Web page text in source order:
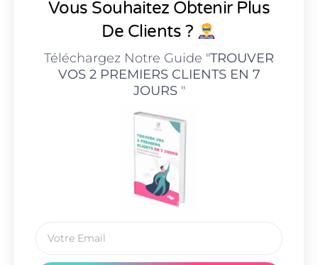
Vous Souhaitez Obtenir Plus
De Clients ?
Téléchargez Notre Guide "TROUVER
VOS 2 PREMIERS CLIENTS EN 7
JOURS"